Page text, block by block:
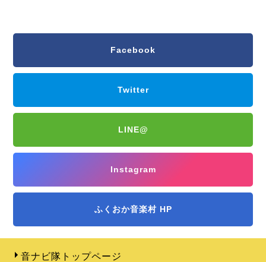
Facebook
Twitter
LINE@
Instagram
ふくおか音楽村 HP
音ナビ隊トップページ